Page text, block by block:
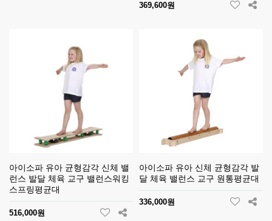
369,600원
아이소파 유아 균형감각 신체 밸
런스 발달 체육 교구 밸런스워킹
스프링평균대
516,000원
아이소파 유아 신체 균형감각 발
달 체육 밸런스 교구 원통평균대
336,000원